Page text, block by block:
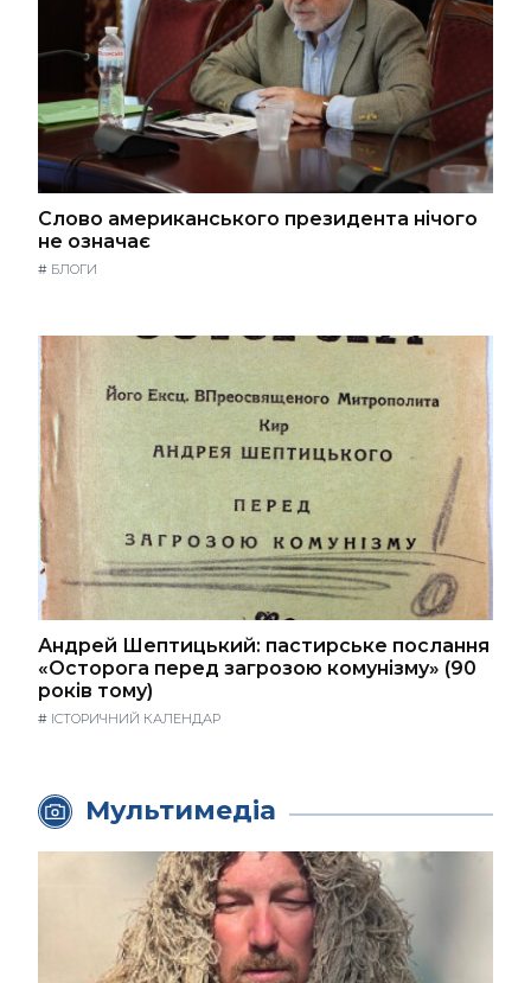
Слово американського президента нічого
не означає
# БЛОГИ
Андрей Шептицький: пастирське послання
«Осторога перед загрозою комунізму» (90
років тому)
# ІСТОРИЧНИЙ КАЛЕНДАР
Мультимедіа